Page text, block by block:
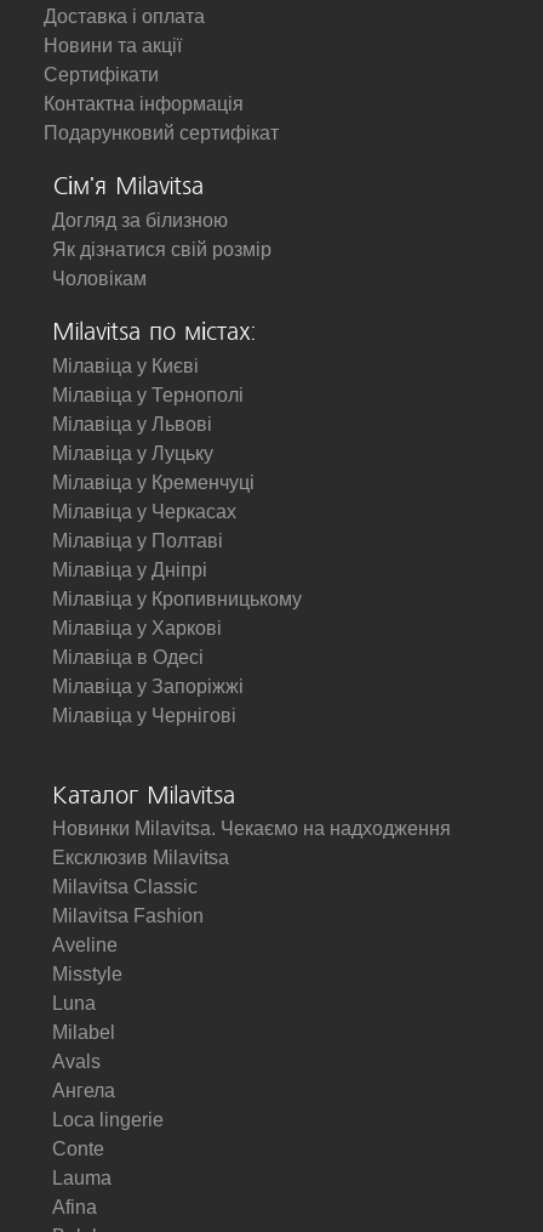
Доставка і оплата
Новини та акції
Сертифікати
Контактна інформація
Подарунковий сертифікат
Сім'я Milavitsa
Догляд за білизною
Як дізнатися свій розмір
Чоловікам
Milavitsa по містах:
Мілавіца у Києві
Мілавіца у Тернополі
Мілавіца у Львові
Мілавіца у Луцьку
Мілавіца у Кременчуці
Мілавіца у Черкасах
Мілавіца у Полтаві
Мілавіца у Дніпрі
Мілавіца у Кропивницькому
Мілавіца у Харкові
Мілавіца в Одесі
Мілавіца у Запоріжжі
Мілавіца у Чернігові
Каталог Milavitsa
Новинки Milavitsa. Чекаємо на надходження
Ексклюзив Milavitsa
Milavitsa Classic
Milavitsa Fashion
Aveline
Misstyle
Luna
Milabel
Avals
Ангела
Loca lingerie
Conte
Lauma
Afina